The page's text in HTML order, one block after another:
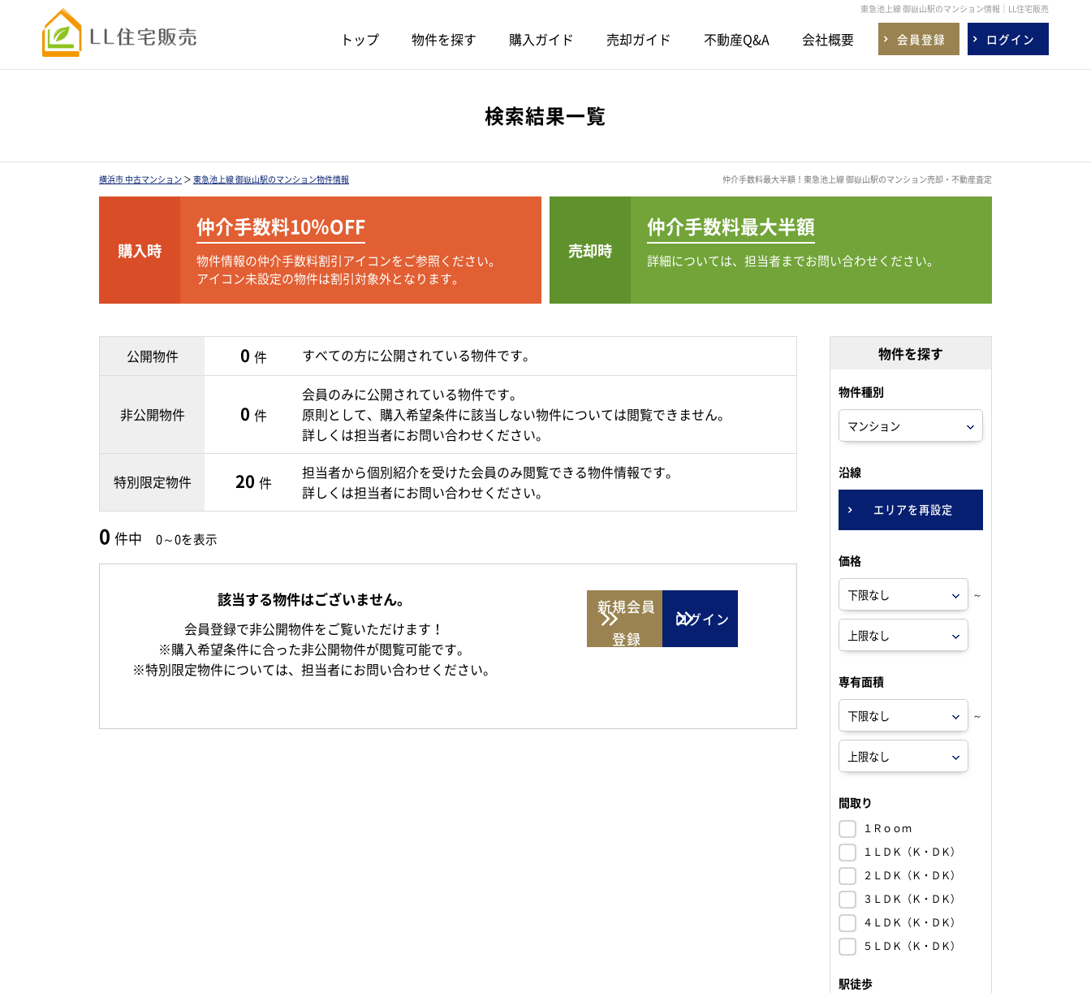
東急池上線 御嶽山駅のマンション情報｜LL住宅販売
トップ 物件を探す 購入ガイド 売却ガイド 不動産Q&A 会社概要 会員登録 ログイン
検索結果一覧
横浜市 中古マンション ＞ 東急池上線 御嶽山駅のマンション物件情報 仲介手数料最大半額！東急池上線 御嶽山駅のマンション売却・不動産査定
購入時
仲介手数料10％OFF
物件情報の仲介手数料割引アイコンをご参照ください。
アイコン未設定の物件は割引対象外となります。
売却時
仲介手数料最大半額
詳細については、担当者までお問い合わせください。
公開物件 0 件 すべての方に公開されている物件です。
非公開物件 0 件
会員のみに公開されている物件です。
原則として、購入希望条件に該当しない物件については閲覧できません。
詳しくは担当者にお問い合わせください。
特別限定物件 20 件
担当者から個別紹介を受けた会員のみ閲覧できる物件情報です。
詳しくは担当者にお問い合わせください。
0 件中 0～0を表示
該当する物件はございません。
会員登録で非公開物件をご覧いただけます！
※購入希望条件に合った非公開物件が閲覧可能です。
※特別限定物件については、担当者にお問い合わせください。
新規会員
登録
ログイン
物件を探す
物件種別
沿線
エリアを再設定
価格
～
専有面積
～
間取り
１Ｒｏｏｍ
１ＬＤＫ（Ｋ・ＤＫ）
２ＬＤＫ（Ｋ・ＤＫ）
３ＬＤＫ（Ｋ・ＤＫ）
４ＬＤＫ（Ｋ・ＤＫ）
５ＬＤＫ（Ｋ・ＤＫ）
駅徒歩